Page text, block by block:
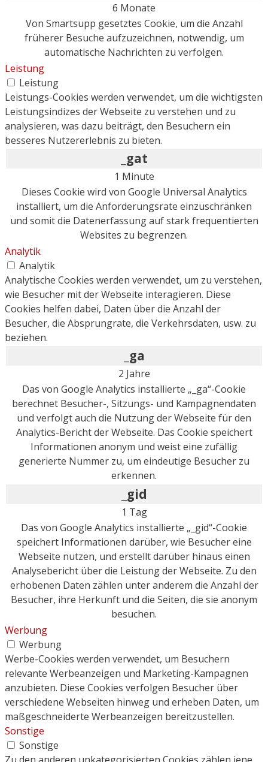
6 Monate
Von Smartsupp gesetztes Cookie, um die Anzahl
früherer Besuche aufzuzeichnen, notwendig, um
automatische Nachrichten zu verfolgen.
Leistung
Leistung
Leistungs-Cookies werden verwendet, um die wichtigsten
Leistungsindizes der Webseite zu verstehen und zu
analysieren, was dazu beiträgt, den Besuchern ein
besseres Nutzererlebnis zu bieten.
_gat
1 Minute
Dieses Cookie wird von Google Universal Analytics
installiert, um die Anforderungsrate einzuschränken
und somit die Datenerfassung auf stark frequentierten
Websites zu begrenzen.
Analytik
Analytik
Analytische Cookies werden verwendet, um zu verstehen,
wie Besucher mit der Webseite interagieren. Diese
Cookies helfen dabei, Daten über die Anzahl der
Besucher, die Absprungrate, die Verkehrsdaten, usw. zu
beziehen.
_ga
2 Jahre
Das von Google Analytics installierte „_ga“-Cookie
berechnet Besucher-, Sitzungs- und Kampagnendaten
und verfolgt auch die Nutzung der Webseite für den
Analytics-Bericht der Webseite. Das Cookie speichert
Informationen anonym und weist eine zufällig
generierte Nummer zu, um eindeutige Besucher zu
erkennen.
_gid
1 Tag
Das von Google Analytics installierte „_gid“-Cookie
speichert Informationen darüber, wie Besucher eine
Webseite nutzen, und erstellt darüber hinaus einen
Analysebericht über die Leistung der Webseite. Zu den
erhobenen Daten zählen unter anderem die Anzahl der
Besucher, ihre Herkunft und die Seiten, die sie anonym
besuchen.
Werbung
Werbung
Werbe-Cookies werden verwendet, um Besuchern
relevante Werbeanzeigen und Marketing-Kampagnen
anzubieten. Diese Cookies verfolgen Besucher über
verschiedene Webseiten hinweg und erheben Daten, um
maßgeschneiderte Werbeanzeigen bereitzustellen.
Sonstige
Sonstige